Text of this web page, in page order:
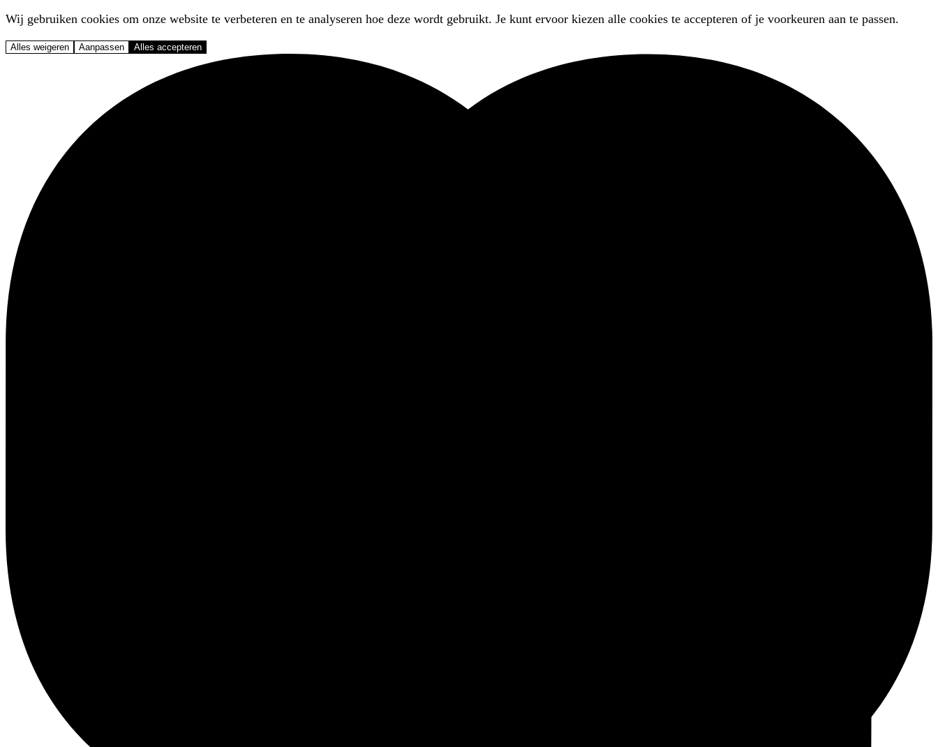
Wij gebruiken cookies om onze website te verbeteren en te analyseren hoe deze wordt gebruikt. Je kunt ervoor kiezen alle cookies te accepteren of je voorkeuren aan te passen.
Alles weigeren Aanpassen Alles accepteren